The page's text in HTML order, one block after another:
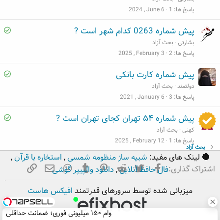
وام ۱۵۰ میلیونی فوری؛ ضمانت حداقلی
e
پاسخ ها 1
2024 , June 6
S
e
پیش شماره 0263 کدام شهر است ?
بشارتی بحث آزاد
پاسخ ها 2
2025 , February 3
S
e
پیش شماره کارت بانکی
دولتمند بحث آزاد
پاسخ ها 3
2021 , January 6
S
v
پیش شماره ۵۴ تهران کجای تهران است ?
کهنی بحث آزاد
پاسخ ها 1
2025 , February 12
اشتراک گذاری: فیسبوکتویتر Reddit
Pinterest
Tumblr
WhatsApp
ایمیل
بحث آزاد
🔴 لینک های مفید: شبیه ساز منظومه شمسی, استخاره با قرآن,
فال حافظ آنلاین, دانلود والپیپر گوشی
میزبانی شده توسط سرورهای قدرتمند افیکس هاست